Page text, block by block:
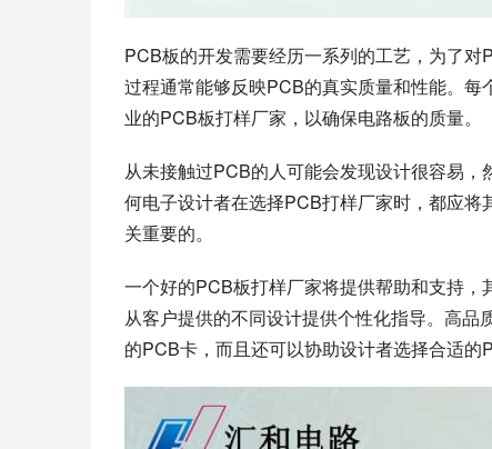
PCB板的开发需要经历一系列的工艺，为了
过程通常能够反映PCB的真实质量和性能。
业的PCB板打样厂家，以确保电路板的质量。
从未接触过PCB的人可能会发现设计很容易
何电子设计者在选择PCB打样厂家时，都应
关重要的。
一个好的PCB板打样厂家将提供帮助和支持
从客户提供的不同设计提供个性化指导。高
的PCB卡，而且还可以协助设计者选择合适的